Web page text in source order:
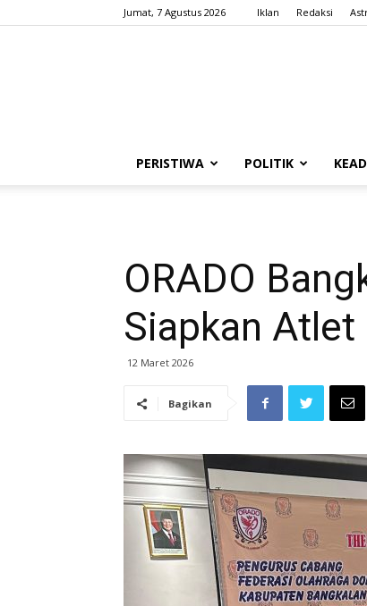
Jumat, 7 Agustus 2026 Iklan Redaksi
PERISTIWA POLITIK
ORADO
Siapkan Atlet
12 Maret 2026
Bagikan